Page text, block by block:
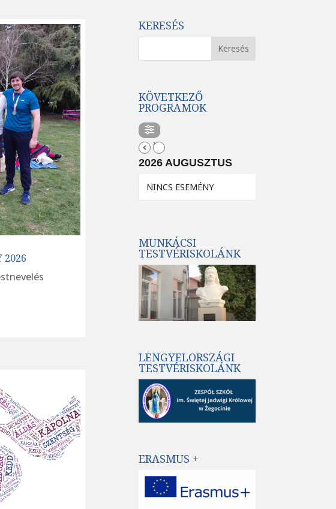
2026
KERESÉS
KÖVETKEZŐ
PROGRAMOK
2026 AUGUSZTUS
NINCS ESEMÉNY
MUNKÁCSI
TESTVÉRISKOLÁNK
LENGYELORSZÁGI
TESTVÉRISKOLÁNK
ERASMUS +